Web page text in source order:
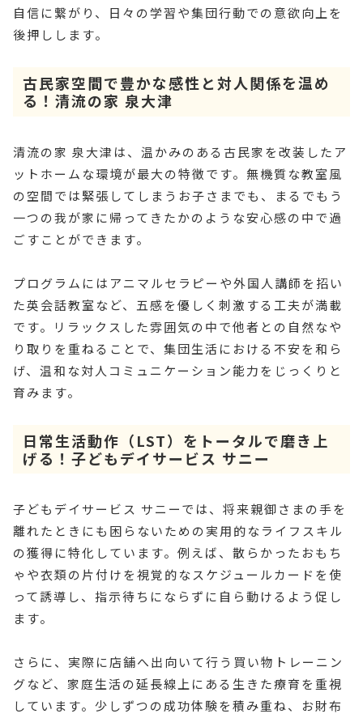
自信に繋がり、日々の学習や集団行動での意欲向上を
後押しします。
古民家空間で豊かな感性と対人関係を温め
る！清流の家 泉大津
清流の家 泉大津は、温かみのある古民家を改装したア
ットホームな環境が最大の特徴です。無機質な教室風
の空間では緊張してしまうお子さまでも、まるでもう
一つの我が家に帰ってきたかのような安心感の中で過
ごすことができます。
プログラムにはアニマルセラピーや外国人講師を招い
た英会話教室など、五感を優しく刺激する工夫が満載
です。リラックスした雰囲気の中で他者との自然なや
り取りを重ねることで、集団生活における不安を和ら
げ、温和な対人コミュニケーション能力をじっくりと
育みます。
日常生活動作（LST）をトータルで磨き上
げる！子どもデイサービス サニー
子どもデイサービス サニーでは、将来親御さまの手を
離れたときにも困らないための実用的なライフスキル
の獲得に特化しています。例えば、散らかったおもち
ゃや衣類の片付けを視覚的なスケジュールカードを使
って誘導し、指示待ちにならずに自ら動けるよう促し
ます。
さらに、実際に店舗へ出向いて行う買い物トレーニン
グなど、家庭生活の延長線上にある生きた療育を重視
しています。少しずつの成功体験を積み重ね、お財布